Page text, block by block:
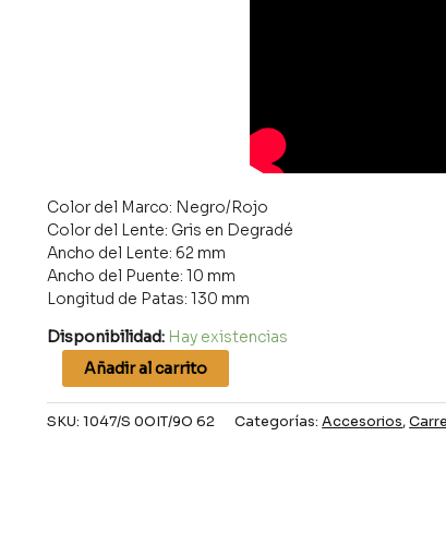
Color del Marco: Negro/Rojo
Color del Lente: Gris en Degradé
Ancho del Lente: 62 mm
Ancho del Puente: 10 mm
Longitud de Patas: 130 mm
Disponibilidad: Hay existencias
Añadir al carrito
SKU:1047/S 0OIT/9O 62 Categorías:Accesorios,